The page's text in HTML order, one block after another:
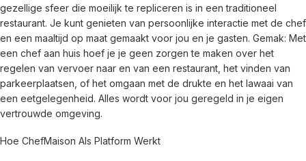
gezellige sfeer die moeilijk te repliceren is in een traditioneel
restaurant. Je kunt genieten van persoonlijke interactie met de chef
en een maaltijd op maat gemaakt voor jou en je gasten. Gemak: Met
een chef aan huis hoef je je geen zorgen te maken over het
regelen van vervoer naar en van een restaurant, het vinden van
parkeerplaatsen, of het omgaan met de drukte en het lawaai van
een eetgelegenheid. Alles wordt voor jou geregeld in je eigen
vertrouwde omgeving.
Hoe ChefMaison Als Platform Werkt